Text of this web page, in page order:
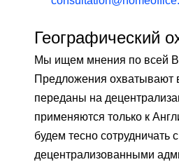
Географический
Мы ищем мнения по всей
Предложения охватывают
переданы на
применяются только к
будем тесно сотрудничать с
децентрализованными